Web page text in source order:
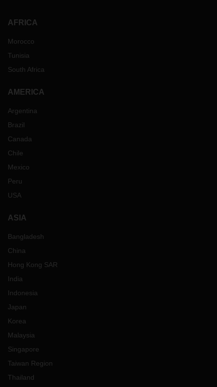
AFRICA
Morocco
Tunisia
South Africa
AMERICA
Argentina
Brazil
Canada
Chile
Mexico
Peru
USA
ASIA
Bangladesh
China
Hong Kong SAR
India
Indonesia
Japan
Korea
Malaysia
Singapore
Taiwan Region
Thailand